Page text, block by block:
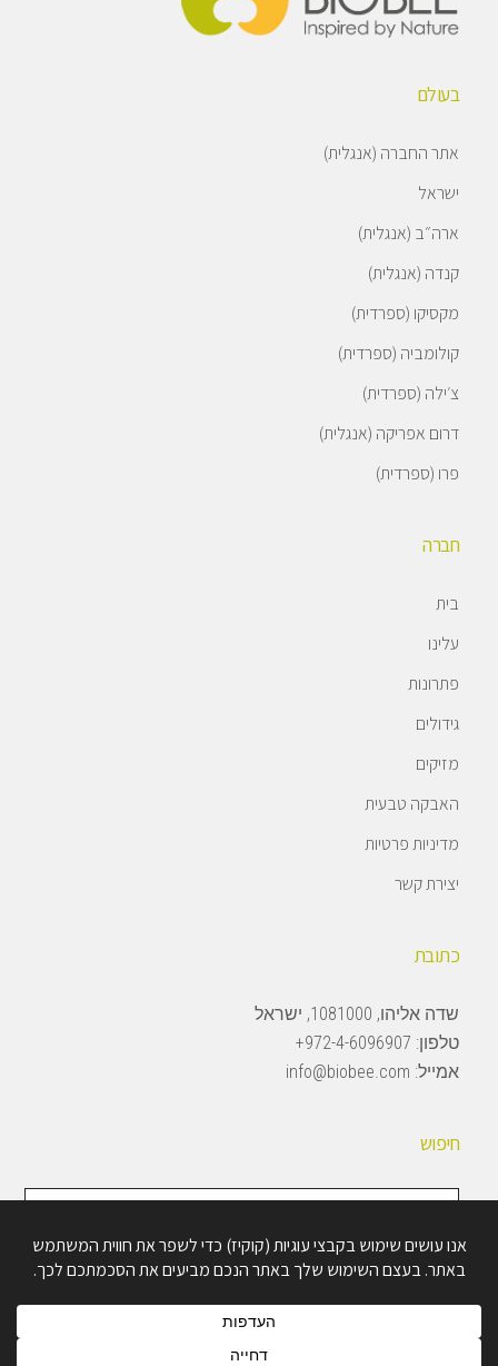
בעולם
אתר החברה (אנגלית)
ישראל
ארה״ב (אנגלית)
קנדה (אנגלית)
מקסיקו (ספרדית)
קולומביה (ספרדית)
צ׳ילה (ספרדית)
דרום אפריקה (אנגלית)
פרו (ספרדית)
חברה
בית
עלינו
פתרונות
גידולים
מזיקים
האבקה טבעית
מדיניות פרטיות
יצירת קשר
כתובת
שדה אליהו, 1081000, ישראל
טלפון: 972-4-6096907+
אמייל: info@biobee.com
חיפוש
חיפוש